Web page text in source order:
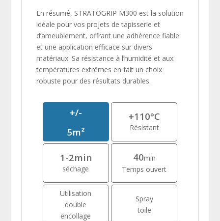
En résumé, STRATOGRIP M300 est la solution
idéale pour vos projets de tapisserie et
d’ameublement, offrant une adhérence fiable
et une application efficace sur divers
matériaux. Sa résistance à l’humidité et aux
températures extrêmes en fait un choix
robuste pour des résultats durables.
+/-
5m²
+110°C
Résistant
1-2min
séchage
40min
Temps ouvert
Utilisation
double
encollage
Spray
toile